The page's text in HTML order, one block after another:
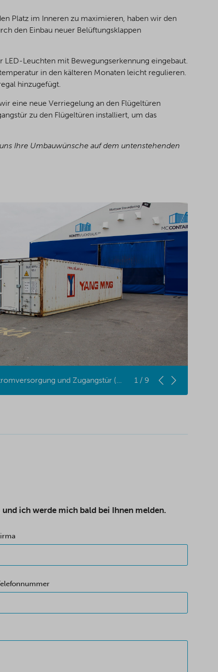
Platz im Inneren zu maximieren, haben wir den
den Einbau neuer Belüftungsklappen
Leuchten mit Bewegungserkennung eingebaut.
in den kälteren Monaten leicht regulieren.
hinzugefügt.
eine neue Verriegelung an den Flügeltüren
zu den Flügeltüren installiert, um das
Ihre Umbauwünsche auf dem untenstehenden
1 / 9
ich werde mich bald bei Ihnen melden.